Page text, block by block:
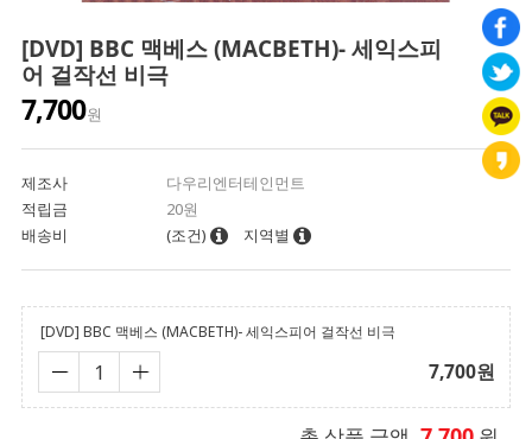
[DVD] BBC 맥베스 (MACBETH)- 세익스피
어 걸작선 비극
7,700원
제조사
다우리엔터테인먼트
적립금
20원
배송비
(조건) 지역별
[DVD] BBC 맥베스 (MACBETH)- 세익스피어 걸작선 비극
7,700원